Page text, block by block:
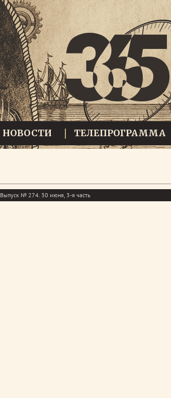
НОВОСТИ ТЕЛЕПРОГРАММА
Выпуск № 274. 30 июня, 3-я часть